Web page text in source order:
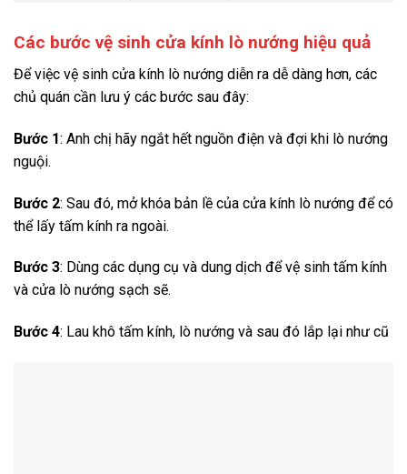
Các bước vệ sinh cửa kính lò nướng hiệu quả
Để việc vệ sinh cửa kính lò nướng diễn ra dễ dàng hơn, các
chủ quán cần lưu ý các bước sau đây:
Bước 1: Anh chị hãy ngắt hết nguồn điện và đợi khi lò nướng
nguội.
Bước 2: Sau đó, mở khóa bản lề của cửa kính lò nướng để có
thể lấy tấm kính ra ngoài.
Bước 3: Dùng các dụng cụ và dung dịch để vệ sinh tấm kính
và cửa lò nướng sạch sẽ.
Bước 4: Lau khô tấm kính, lò nướng và sau đó lắp lại như cũ